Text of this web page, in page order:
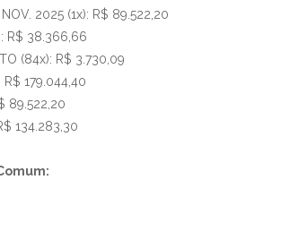
NOV. 2025 (1x): R$ 89.522,20
R$ 38.366,66
(84x): R$ 3.730,09
R$ 179.044,40
89.522,20
134.283,30